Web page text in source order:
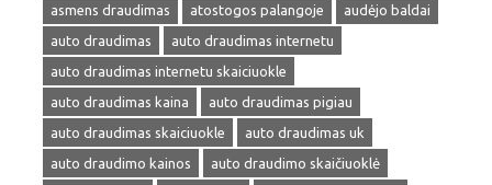
asmens draudimas
atostogos palangoje
audėjo baldai
auto draudimas
auto draudimas internetu
auto draudimas internetu skaiciuokle
auto draudimas kaina
auto draudimas pigiau
auto draudimas skaiciuokle
auto draudimas uk
auto draudimo kainos
auto draudimo skaičiuoklė